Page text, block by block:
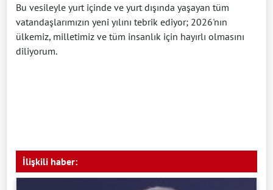
Bu vesileyle yurt içinde ve yurt dışında yaşayan tüm
vatandaşlarımızın yeni yılını tebrik ediyor; 2026'nın
ülkemiz, milletimiz ve tüm insanlık için hayırlı olmasını
diliyorum.
İlişkili haber: